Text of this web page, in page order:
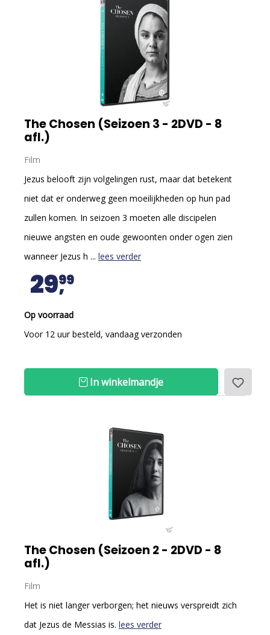
The Chosen (Seizoen 3 - 2DVD - 8
afl.)
Film
Jezus belooft zijn volgelingen rust, maar dat betekent
niet dat er onderweg geen moeilijkheden op hun pad
zullen komen. In seizoen 3 moeten alle discipelen
nieuwe angsten en oude gewoonten onder ogen zien
wanneer Jezus h ... lees verder
2999
Op voorraad
Voor 12 uur besteld, vandaag verzonden
In winkelmandje
The Chosen (Seizoen 2 - 2DVD - 8
afl.)
Film
Het is niet langer verborgen; het nieuws verspreidt zich
dat Jezus de Messias is. lees verder